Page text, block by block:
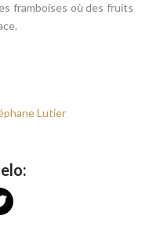
framboises où des fruits
Lutier